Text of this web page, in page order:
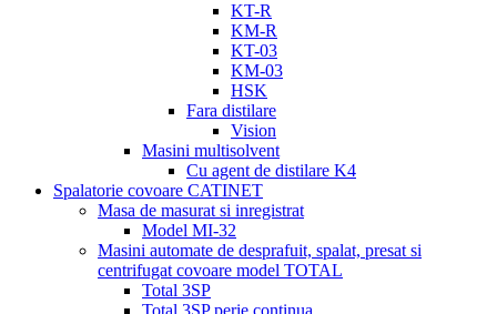
KT-R
KM-R
KT-03
KM-03
HSK
Fara distilare
Vision
Masini multisolvent
Cu agent de distilare K4
Spalatorie covoare CATINET
Masa de masurat si inregistrat
Model MI-32
Masini automate de desprafuit, spalat, presat si
centrifugat covoare model TOTAL
Total 3SP
Total 3SP perie continua